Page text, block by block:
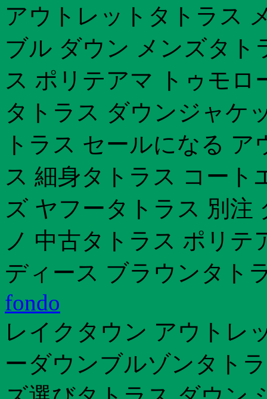
アウトレットタトラス
ブル ダウン メンズタト
ス ポリテアマ トゥモロ
タトラス ダウンジャケ
トラス セールになる
ス 細身タトラス コート
ズ ヤフータトラス 別注
ノ 中古タトラス ポリ
ディース ブラウンタト
fondo
レイクタウン アウトレ
ーダウンブルゾンタト